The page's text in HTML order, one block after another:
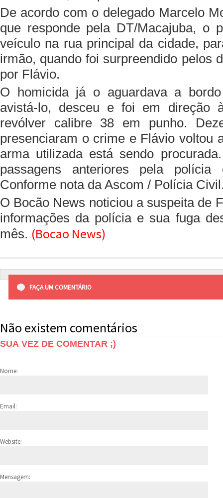
De acordo com o delegado Marcelo
que responde pela DT/Macajuba, o
veículo na rua principal da cidade,
irmão, quando foi surpreendido pelos
por Flávio.
O homicida já o aguardava a
avistá-lo, desceu e foi em direção
revólver calibre 38 em punho.
presenciaram o crime e Flávio voltou
arma utilizada está sendo
passagens anteriores pela
Conforme nota da Ascom / Polícia
O Bocão News noticiou a suspeita de
informações da polícia e sua fuga
mês. (Bocao News)
FAÇA UM COMENTÁRIO
Não existem comentários
SUA VEZ DE COMENTAR ;)
Nome:
Email:
Website:
Mensagem: